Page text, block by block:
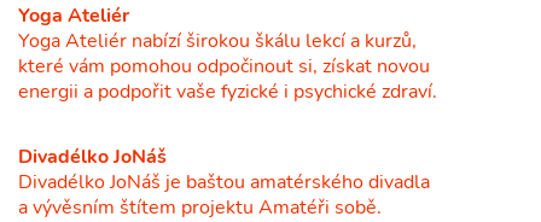
Yoga Ateliér
Yoga Ateliér nabízí širokou škálu lekcí a kurzů,
které vám pomohou odpočinout si, získat novou
energii a podpořit vaše fyzické i psychické zdraví.
Divadélko JoNáš
Divadélko JoNáš je baštou amatérského divadla
a vývěsním štítem projektu Amatéři sobě.